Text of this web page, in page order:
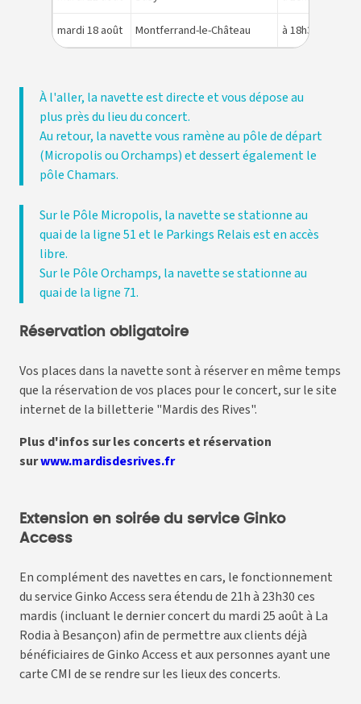
mardi 18 août
Montferrand-le-Château à 18h30 du
À l'aller, la navette est directe et vous dépose au
plus près du lieu du concert.
Au retour, la navette vous ramène au pôle de départ
(Micropolis ou Orchamps) et dessert également le
pôle Chamars.
Sur le Pôle Micropolis, la navette se stationne au
quai de la ligne 51 et le Parkings Relais est en accès
libre.
Sur le Pôle Orchamps, la navette se stationne au
quai de la ligne 71.
Réservation obligatoire
Vos places dans la navette sont à réserver en même temps
que la réservation de vos places pour le concert, sur le site
internet de la billetterie "Mardis des Rives".
Plus d'infos sur les concerts et réservation
surwww.mardisdesrives.fr
Extension en soirée du service Ginko
Access
En complément des navettes en cars, le fonctionnement
du service Ginko Access sera étendu de 21h à 23h30 ces
mardis (incluant le dernier concert du mardi 25 août à La
Rodia à Besançon) afin de permettre aux clients déjà
bénéficiaires de Ginko Access et aux personnes ayant une
carte CMI de se rendre sur les lieux des concerts.